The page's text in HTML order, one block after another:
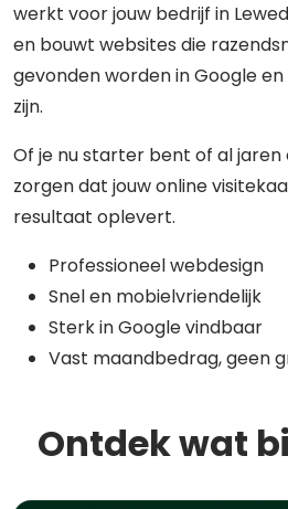
werkt voor jouw bedrijf in
en bouwt websites die
gevonden worden in Google
zijn.
Of je nu starter bent of al jaren
zorgen dat jouw online
resultaat oplevert.
Professioneel webdesign
Snel en mobielvriendelijk
Sterk in Google vindbaar
Vast maandbedrag, geen
Ontdek wat